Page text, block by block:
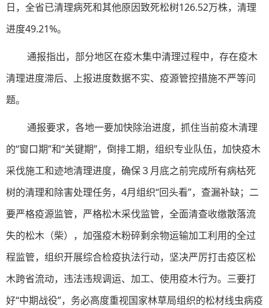
日，全省已清理病死和其他原因致死松树126.52万株，清理
进度49.21%。
通报指出，部分地区在疫木集中清理过程中，存在疫木
清理进度滞后、上报进度数据不实、疫源管控措施不严等问
题。
通报要求，各地一要加快除治进度，抓住当前疫木清理
的“窗口期”和“关键期”，倒排工期，组织专业队伍，加快疫木
采伐施工和迹地清理进度，确保３月底之前完成所有病枯死
树的清理和除害处理任务，4月组织“回头看”，查漏补缺；二
要严格疫源监管，严格松木采伐监管，全面清查收缴散落流
失的松木（柴），加强疫木粉碎剩余物运输加工利用的全过
程监管，组织开展综合检疫执法行动，坚决严厉打击疫区松
木跨省流动，违法违规调运、加工、使用疫木行为。三要打
好“中期战役”，务必高度重视国家林草局组织的松材线虫病疫